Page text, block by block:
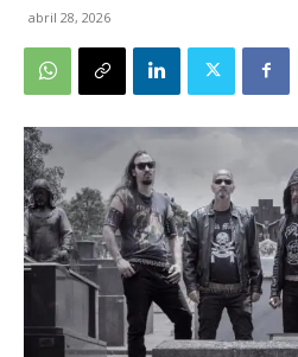
abril 28, 2026